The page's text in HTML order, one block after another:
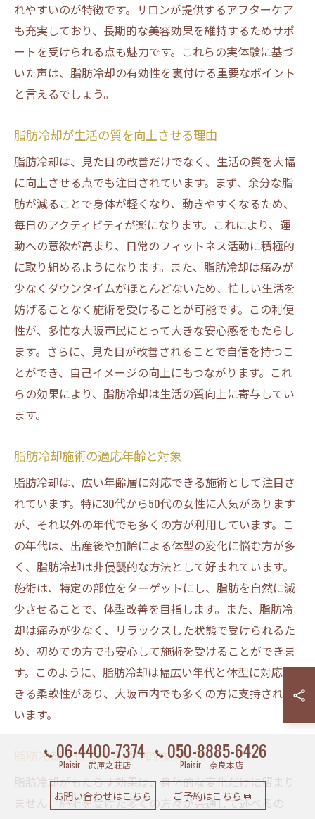
れやすいのが特徴です。サロンが提供するアフターケア
も充実しており、長期的な美容効果を維持するためサポ
ートを受けられる点も魅力です。これらの実体験に基づ
いた声は、脂肪冷却の有効性を裏付ける重要なポイント
と言えるでしょう。
脂肪冷却が生活の質を向上させる理由
脂肪冷却は、見た目の改善だけでなく、生活の質を大幅
に向上させる点でも注目されています。まず、余分な脂
肪が減ることで身体が軽くなり、動きやすくなるため、
毎日のアクティビティが楽になります。これにより、運
動への意欲が高まり、日常のフィットネス活動に積極的
に取り組めるようになります。また、脂肪冷却は痛みが
少なくダウンタイムがほとんどないため、忙しい生活を
妨げることなく施術を受けることが可能です。この利便
性が、多忙な大阪市民にとって大きな安心感をもたらし
ます。さらに、見た目が改善されることで自信を持つこ
とができ、自己イメージの向上にもつながります。これ
らの効果により、脂肪冷却は生活の質向上に寄与してい
ます。
脂肪冷却施術の適応年齢と対象
脂肪冷却は、広い年齢層に対応できる施術として注目さ
れています。特に30代から50代の女性に人気があります
が、それ以外の年代でも多くの方が利用しています。こ
の年代は、出産後や加齢による体型の変化に悩む方が多
く、脂肪冷却は非侵襲的な方法として好まれています。
施術は、特定の部位をターゲットにし、脂肪を自然に減
少させることで、体型改善を目指します。また、脂肪冷
却は痛みが少なく、リラックスした状態で受けられるた
め、初めての方でも安心して施術を受けることができま
す。このように、脂肪冷却は幅広い年代と体型に対応で
きる柔軟性があり、大阪市内でも多くの方に支持されて
います。
脂肪冷却で得られる精神的な満足感
脂肪冷却がもたらす効果は、身体的な変化だけに留まり
ません。施術を受けた多くの方々が共通して述べるの
06-4400-7374
Plaisir 武庫之荘店
050-8885-6426
Plaisir 奈良本店
お問い合わせはこちら ご予約はこちら